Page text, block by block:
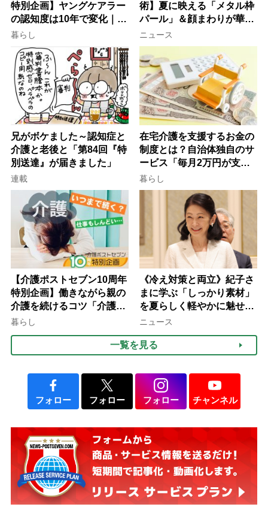
特別企画】ヤングケアラー
の認知度は10年で変化｜流
行語大賞にノミネート、法
律にも明記されたが果たし
て現在は？
暮らし
術】夏に映える「メタル枠
パール」＆顔まわりが華や
ぐ「揺れる一粒」の使い分
け方
ニュース
兄がボケました～認知症と
介護と老後と「第84回『特
別送達』が届きました」
連載
在宅介護を支援するお金の
制度とは？自治体独自のサ
ービス「毎月2万円が支給
される」ケースも【FP解
説】
暮らし
【介護ポストセブン10周年
特別企画】働きながら親の
介護を続けるコツ「介護は
10年以上続くことも…3つ
みよう」【社会福祉士解
説】
暮らし
《冷え対策と両立》紀子さ
まに学ぶ「しっかり素材」
を夏らしく軽やかに魅せる
3つの着こなし法則
ニュース
一覧を見る
フォロー フォロー フォロー チャンネル